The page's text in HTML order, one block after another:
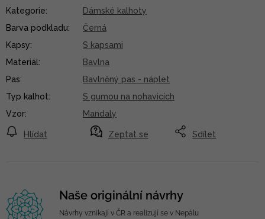
Zeptat se
Hlídat Sdílet
Kategorie:
Dámské kalhoty
Barva podkladu:
Černá
Kapsy:
S kapsami
Materiál:
Bavlna
Pas:
Bavlněný pas - náplet
Typ kalhot:
S gumou na nohavicích
Vzor: Mandaly
Naše originální návrhy
Návrhy vznikají v ČR a realizují se v Nepálu